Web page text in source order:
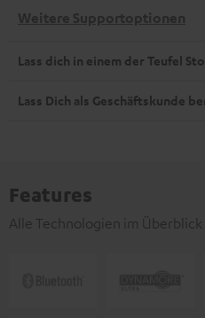
Weitere Supportoptionen
Lass dich in einem der Teufel
Lass Dich als Geschäftskunde
Features
Alle Technologien im Überblick